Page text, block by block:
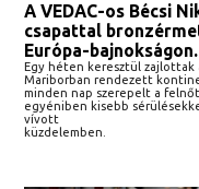
A VEDAC-os Bécsi
csapattal
Európa-bajnokságon.
Egy héten keresztül zajlottak
Mariborban rendezett
minden nap szerepelt a
egyéniben kisebb
vívott
küzdelemben.